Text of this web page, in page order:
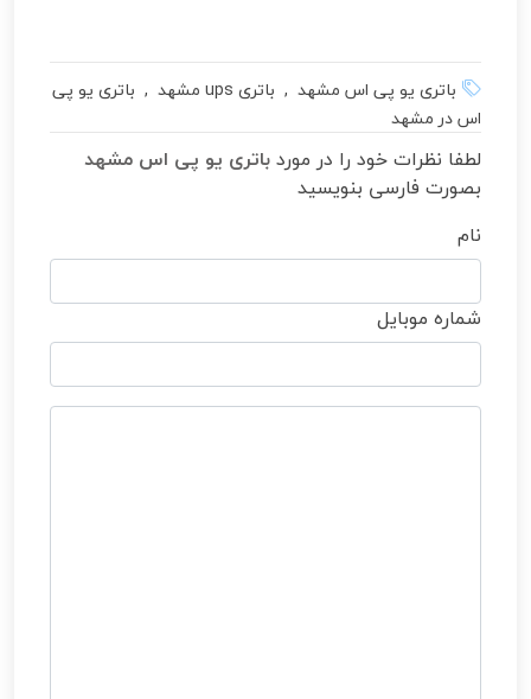
باتری یو پی اس مشهد , باتری ups مشهد , باتری یو پی
اس در مشهد
لطفا نظرات خود را در موردباتری یو پی اس مشهد
بصورت فارسی بنویسید
نام
شماره موبایل